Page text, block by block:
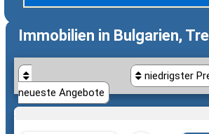
Immobilien in Bulgarien,
neueste Angebote
niedrigster